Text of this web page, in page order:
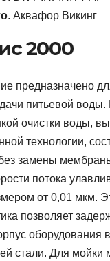
. Аквафор Викинг
2000
предназначено
питьевой воды.
очистки воды,
технологии,
замены
потока
от 0,01 мкм.
позволяет
оборудования
стали. Для мойки